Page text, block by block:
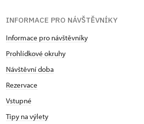
INFORMACE PRO NÁVŠTĚVNÍKY
Informace pro návštěvníky
Prohlídkové okruhy
Návštěvní doba
Rezervace
Vstupné
Tipy na výlety